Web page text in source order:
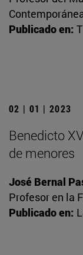
Publicado en:
02 | 01 | 2023
Benedicto
de menores
José Bernal
Profesor en la
Publicado en: